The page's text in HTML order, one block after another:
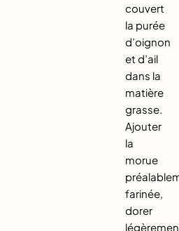
couvert
la purée
d’oignon
et d’ail
dans la
matière
grasse.
Ajouter
la
morue
farinée,
dorer